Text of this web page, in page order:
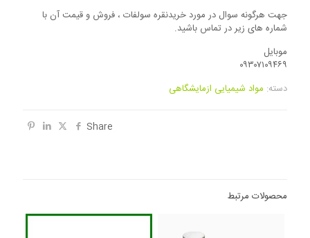
جهت هرگونه سوال در مورد خریدنقره سولفات ، فروش و قیمت آن با
شماره های زیر در تماس باشید.
موبایل
۰۹۳۰۷۱۰۹۴۶۹
دسته: مواد شیمیایی ازمایشگاهی
Share
محصولات مرتبط